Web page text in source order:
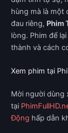
hùng mà là một
đau riêng, Phim
lòng. Phim để
thành và cách
Xem phim tại
Mời người dùng
tại
Động hấp dẫn